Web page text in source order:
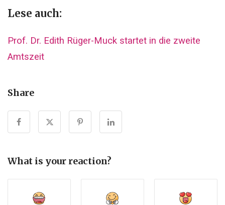
Lese auch:
Prof. Dr. Edith Rüger-Muck startet in die zweite
Amtszeit
Share
What is your reaction?